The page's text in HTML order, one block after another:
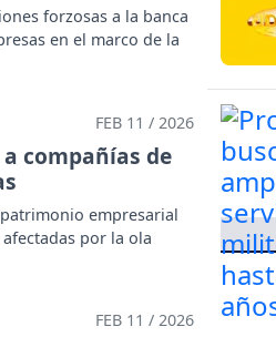
forzosas a la banca
en el marco de la
FEB 11 / 2026
compañías de
empresarial
por la ola
FEB 11 / 2026